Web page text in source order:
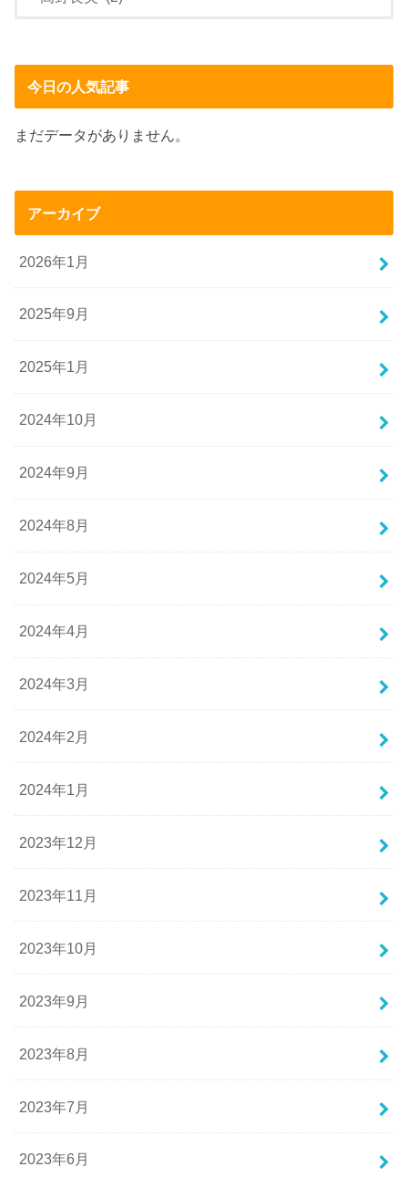
今日の人気記事
まだデータがありません。
アーカイブ
2026年1月
2025年9月
2025年1月
2024年10月
2024年9月
2024年8月
2024年5月
2024年4月
2024年3月
2024年2月
2024年1月
2023年12月
2023年11月
2023年10月
2023年9月
2023年8月
2023年7月
2023年6月